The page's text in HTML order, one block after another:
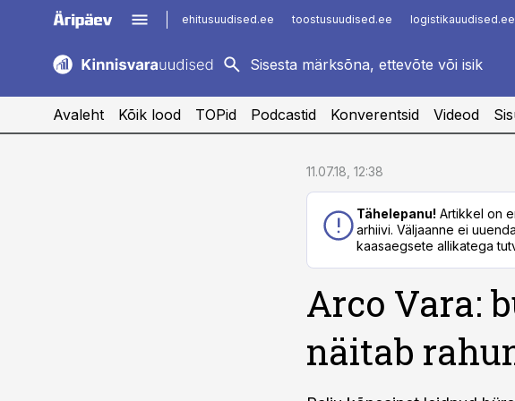
ehitusuudised.ee toostusuudised.ee logistikauudised.ee
kaubandus.ee
logistikauudised.ee
imelineajalugu.ee
Infopank
Avaleht Kõik lood TOPid Podcastid Konverentsid Videod
11.07.18, 12:38
Tähelepanu! Artikkel on
arhiivi. Väljaanne ei
kaasaegsete allikatega
Arco Vara:
näitab